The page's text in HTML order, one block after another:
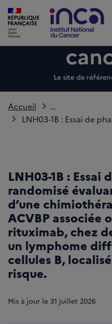
Le site de
Accueil
...
LNH03-1B : Essai de
LNH03-1B : Essai
randomisé
d’une
ACVBP associée
rituximab, chez
un lymphome
cellules B,
risque.
Mis à jour le 31 juillet 2026